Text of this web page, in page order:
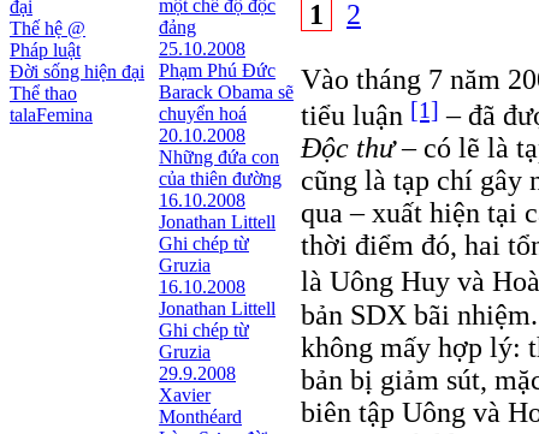
đại
Thế hệ @
Pháp luật
Đời sống hiện đại
Thể thao
talaFemina
một chế độ độc
đảng
25.10.2008
Phạm Phú Đức
Barack Obama sẽ
chuyển hoá
20.10.2008
Những đứa con
của thiên đường
16.10.2008
Jonathan Littell
Ghi chép từ
Gruzia
16.10.2008
Jonathan Littell
Ghi chép từ
Gruzia
29.9.2008
Xavier
Monthéard
1
2
Vào tháng 7 năm
tiểu luận [1] – đã
Ðộc thư– có lẽ là
cũng là tạp chí gây
qua – xuất hiện tại
thời điểm đó, hai
là Uông Huy và
bản SDX bãi
không mấy hợp lý:
bản bị giảm sút,
biên tập Uông và